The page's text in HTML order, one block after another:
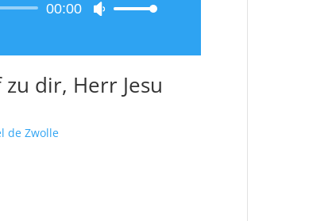
00:00
Utilisez
pour
augmenter
zu dir, Herr Jesu
de Zwolle